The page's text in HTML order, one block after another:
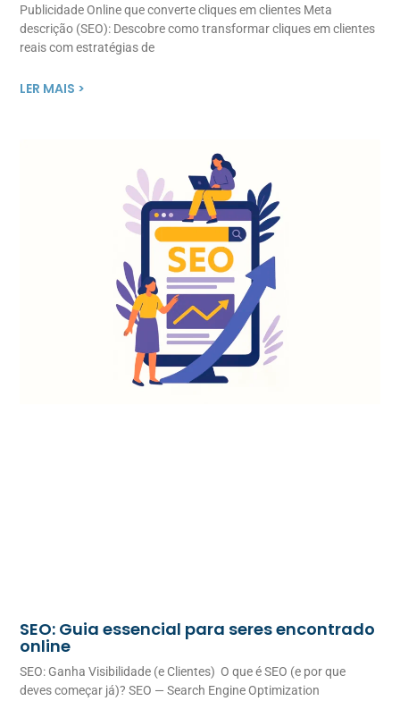
Publicidade Online que converte cliques em clientes Meta
descrição (SEO): Descobre como transformar cliques em clientes
reais com estratégias de
LER MAIS >
SEO: Guia essencial para seres encontrado
online
SEO: Ganha Visibilidade (e Clientes) O que é SEO (e por que
deves começar já)? SEO — Search Engine Optimization